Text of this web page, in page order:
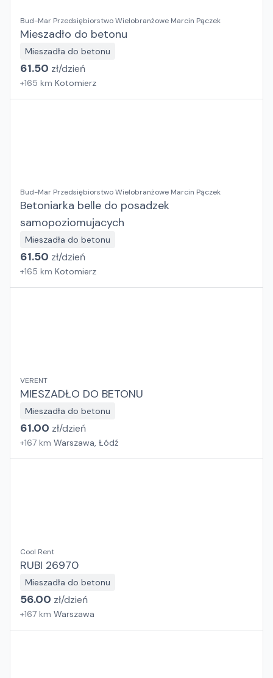
Bud-Mar Przedsiębiorstwo Wielobranżowe Marcin Pączek
Mieszadło do betonu
Mieszadła do betonu
61.50 zł/dzień
+165 km Kotomierz
Bud-Mar Przedsiębiorstwo Wielobranżowe Marcin Pączek
Betoniarka belle do posadzek
samopoziomujacych
Mieszadła do betonu
61.50 zł/dzień
+165 km Kotomierz
VERENT
MIESZADŁO DO BETONU
Mieszadła do betonu
61.00 zł/dzień
+167 km Warszawa, Łódź
Cool Rent
RUBI 26970
Mieszadła do betonu
56.00 zł/dzień
+167 km Warszawa